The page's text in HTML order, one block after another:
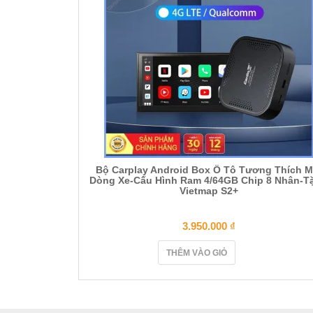
Bộ Carplay Android Box Ô Tô Tương Thích
Dòng Xe-Cấu Hình Ram 4/64GB Chip 8 Nhân-
Vietmap S2+
3.950.000 ₫
THÊM VÀO GIỎ